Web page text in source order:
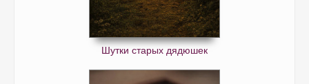
Шутки старых дядюшек